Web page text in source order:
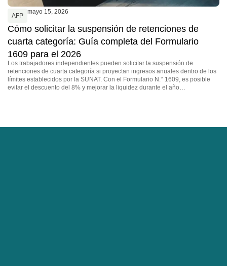
AFP
mayo 15, 2026
Cómo solicitar la suspensión de retenciones de
cuarta categoría: Guía completa del Formulario
1609 para el 2026
Los trabajadores independientes pueden solicitar la suspensión de
retenciones de cuarta categoría si proyectan ingresos anuales dentro de los
límites establecidos por la SUNAT. Con el Formulario N.° 1609, es posible
evitar el descuento del 8% y mejorar la liquidez durante el año…